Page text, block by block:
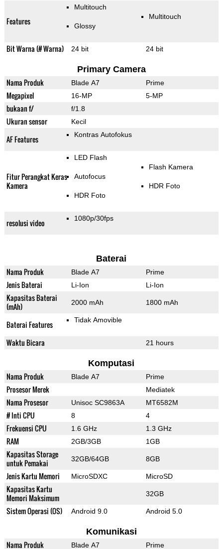
Features
Multitouch
Glossy
Multitouch
Bit Warna (# Warna) 24 bit 24 bit
Primary Camera
Nama Produk Blade A7 Prime
Megapixel 16-MP 5-MP
bukaan f/ f/1.8
Ukuran sensor Kecil
AF Features Kontras Autofokus
Fitur Perangkat Keras
Kamera
LED Flash
Autofocus
HDR Foto
Flash Kamera
HDR Foto
resolusi video 1080p/30fps
Baterai
Nama Produk Blade A7 Prime
Jenis Baterai Li-Ion Li-Ion
Kapasitas Baterai
(mAh)
2000 mAh 1800 mAh
Baterai Features Tidak Amovible
Waktu Bicara 21 hours
Komputasi
Nama Produk Blade A7 Prime
Prosesor Merek Mediatek
Nama Prosesor Unisoc SC9863A MT6582M
# Inti CPU 8 4
Frekuensi CPU 1.6 GHz 1.3 GHz
RAM 2GB/3GB 1GB
Kapasitas Storage
untuk Pemakai
32GB/64GB 8GB
Jenis Kartu Memori MicroSDXC MicroSD
Kapasitas Kartu
Memori Maksimum
32GB
Sistem Operasi (OS) Android 9.0 Android 5.0
Komunikasi
Nama Produk Blade A7 Prime